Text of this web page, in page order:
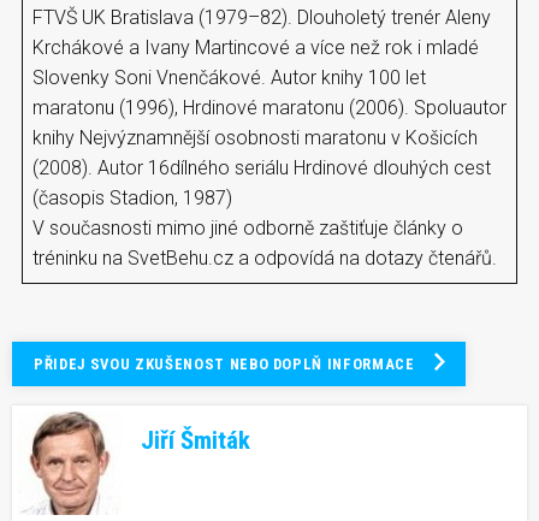
FTVŠ UK Bratislava (1979–82). Dlouholetý trenér Aleny
Krchákové a Ivany Martincové a více než rok i mladé
Slovenky Soni Vnenčákové. Autor knihy 100 let
maratonu (1996), Hrdinové maratonu (2006). Spoluautor
knihy Nejvýznamnější osobnosti maratonu v Košicích
(2008). Autor 16dílného seriálu Hrdinové dlouhých cest
(časopis Stadion, 1987)
V současnosti mimo jiné odborně zaštiťuje články o
tréninku na SvetBehu.cz a odpovídá na dotazy čtenářů.
PŘIDEJ SVOU ZKUŠENOST NEBO DOPLŇ INFORMACE
Jiří Šmiták